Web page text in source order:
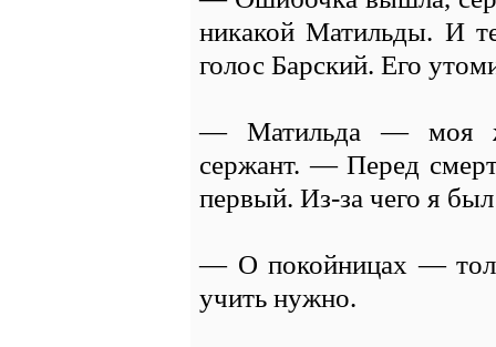
никакой Матильды. И
голос Барский. Его
— Матильда — моя
сержант. — Перед
первый. Из-за чего я
— О покойницах —
учить нужно.